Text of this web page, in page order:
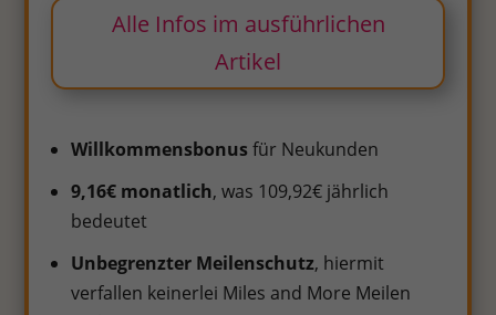
Alle Infos im ausführlichen
Artikel
Willkommensbonusfür Neukunden
9,16€ monatlich, was 109,92€ jährlich
bedeutet
Unbegrenzter Meilenschutz, hiermit
verfallen keinerlei Miles and More Meilen